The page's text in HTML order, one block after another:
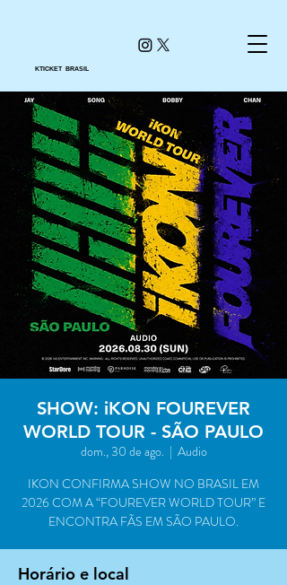
KTICKET BRASIL
SHOW: iKON FOUREVER
WORLD TOUR - SÃO PAULO
dom., 30 de ago.
  |
Audio
IKON CONFIRMA SHOW NO BRASIL EM
2026 COM A “FOUREVER WORLD TOUR” E
ENCONTRA FÃS EM SÃO PAULO.
Horário e local